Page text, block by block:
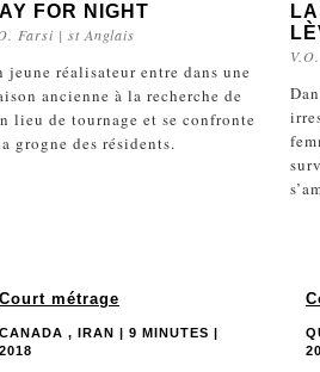
FOR NIGHT
Farsi | st Anglais
jeune réalisateur entre dans une
ancienne à la recherche de
lieu de tournage et se confronte
grogne des résidents.
Court métrage
CANADA , IRAN | 9 MINUTES |
2018